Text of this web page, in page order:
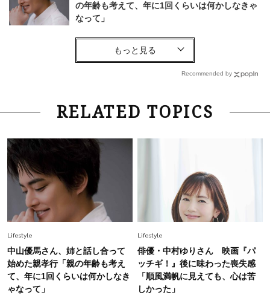
の年齢も考えて、年に1回くらいは何かしなきゃ
なって」
Lifestyle
「お若いですね」は褒め言葉？“若い＝美しい”と
Lifestyle 2026.8.6
26年夏の【開運アクション】は”ひと拭き”習
は？」
Fashion
中村ゆりさん「40代になり、やっと“仕事以外の
幸福感”に目が向いた」ライフスタイルも、服も
白黒でもこんなに華やぐ！40代、夏の「甘めト
ップス×パンツ」コーデ〈3選〉
Recommended by
RELATED TOPICS
Lifestyle
中山優馬さん、姉と話し合って
始めた親孝行「親の年齢も考え
て、年に1回くらいは何かしなき
ゃなって」
Lifestyle
俳優・中村ゆりさん 映画『パ
ッチギ！』後に味わった喪失感
「順風満帆に見えても、心は苦
しかった」